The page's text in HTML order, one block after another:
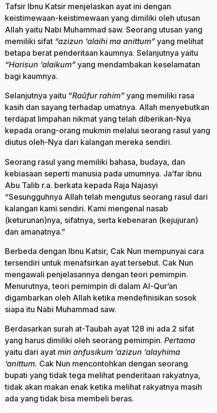
Tafsir Ibnu Katsir menjelaskan ayat ini dengan
keistimewaan-keistimewaan yang dimiliki oleh utusan
Allah yaitu Nabi Muhammad saw. Seorang utusan yang
memiliki sifat “azizun ‘alaihi ma anittum” yang melihat
betapa berat penderitaan kaumnya. Selanjutnya yaitu
“Harisun ‘alaikum” yang mendambakan keselamatan
bagi kaumnya.
Selanjutnya yaitu “Raūfur rahim” yang memiliki rasa
kasih dan sayang terhadap umatnya. Allah menyebutkan
terdapat limpahan nikmat yang telah diberikan-Nya
kepada orang-orang mukmin melalui seorang rasul yang
diutus oleh-­Nya dari kalangan mereka sendiri.
Seorang rasul yang memiliki bahasa, budaya, dan
kebiasaan seperti manusia pada umumnya. Ja’far ibnu
Abu Talib r.a. berkata kepada Raja Najasyi
“Sesungguhnya Allah telah mengutus seorang rasul dari
kalangan kami sendiri. Kami mengenal nasab
(keturunan)nya, sifatnya, serta kebenaran (kejujuran)
dan amanatnya.”
Berbeda dengan Ibnu Katsir, Cak Nun mempunyai cara
tersendiri untuk menafsirkan ayat tersebut. Cak Nun
mengawali penjelasannya dengan teori pemimpin.
Menurutnya, teori pemimpin di dalam Al-Qur’an
digambarkan oleh Allah ketika mendefinisikan sosok
siapa itu Nabi Muhammad saw.
Berdasarkan surah at-Taubah ayat 128 ini ada 2 sifat
yang harus dimiliki oleh seorang pemimpin. Pertama
yaitu dari ayat min anfusikum ‘azizun ‘alayhima
‘anittum. Cak Nun mencontohkan dengan seorang
bupati yang tidak tega melihat penderitaan rakyatnya,
tidak akan makan enak ketika melihat rakyatnya masih
ada yang tidak bisa membeli beras.